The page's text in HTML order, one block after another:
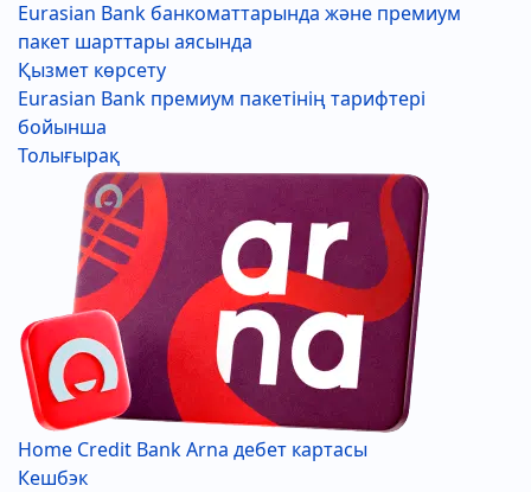
Eurasian Bank банкоматтарында және премиум
пакет шарттары аясында
Қызмет көрсету
Eurasian Bank премиум пакетінің тарифтері
бойынша
Толығырақ
Home Credit Bank Arna дебет картасы
Кешбэк